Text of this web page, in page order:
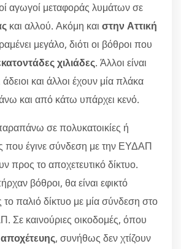
αγωγοί μεταφοράς λυμάτων σε
και αλλού. Ακόμη και στην Αττική
μεγάλο, διότι οι βόθροι που
χιλιάδες. Άλλοι είναι
άδειοι και άλλοι έχουν μία πλάκα
και από κάτω υπάρχει κενό.
σε πολυκατοικίες ή
που έγινε σύνδεση με την ΕΥΔΑΠ
προς το αποχετευτικό δίκτυο.
βόθροι, θα είναι εφικτό
παλιό δίκτυο με μία σύνδεση στο
Σε καινούριες οικοδομές, όπου
, συνήθως δεν χτίζουν